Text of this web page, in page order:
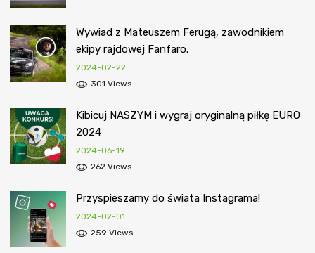
Wywiad z Mateuszem Ferugą, zawodnikiem
ekipy rajdowej Fanfaro.
2024-02-22
301 Views
Kibicuj NASZYM i wygraj oryginalną piłkę EURO
2024
2024-06-19
262 Views
Przyspieszamy do świata Instagrama!
2024-02-01
259 Views